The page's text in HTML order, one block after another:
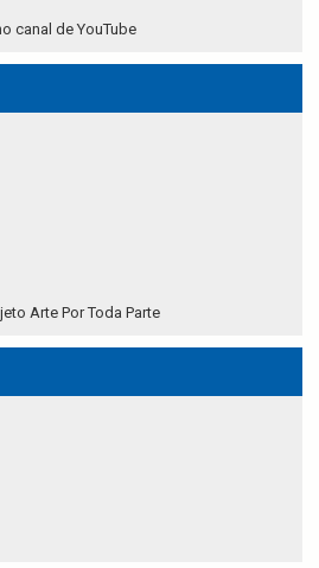
canal de YouTube
Arte Por Toda Parte